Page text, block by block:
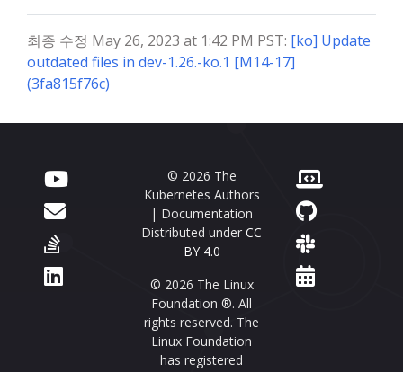
최종 수정 May 26, 2023 at 1:42 PM PST: [ko] Update
outdated files in dev-1.26.-ko.1 [M14-17]
(3fa815f76c)
© 2026 The
Kubernetes Authors
| Documentation
Distributed under CC
BY 4.0
© 2026 The Linux
Foundation ®. All
rights reserved. The
Linux Foundation
has registered